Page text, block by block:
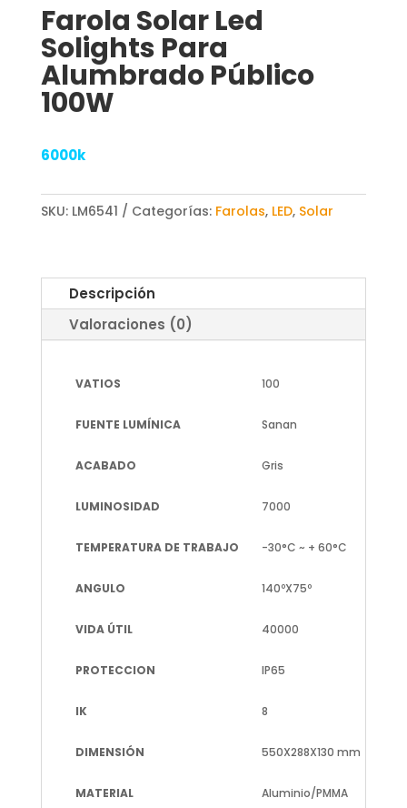
Farola Solar Led
Solights Para
Alumbrado Público
100W
6000k
SKU: LM6541 Categorías: Farolas, LED, Solar
Descripción
Valoraciones (0)
VATIOS 100
FUENTE LUMÍNICA Sanan
ACABADO Gris
LUMINOSIDAD 7000
TEMPERATURA DE TRABAJO -30°C ~ + 60°C
ANGULO 140ºX75º
VIDA ÚTIL 40000
PROTECCION IP65
IK 8
DIMENSIÓN 550X288X130 mm
MATERIAL Aluminio/PMMA